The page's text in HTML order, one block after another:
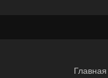
Главная